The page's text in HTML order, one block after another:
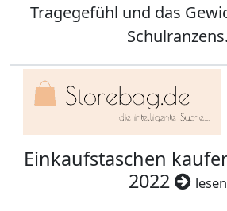
Tragegefühl und das
Schulranzens.
Einkaufstaschen
2022
lesen